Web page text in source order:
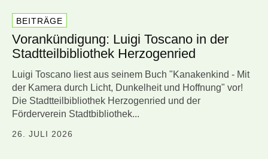
BEITRÄGE
Vorankündigung: Luigi Toscano in der
Stadtteilbibliothek Herzogenried
Luigi Toscano liest aus seinem Buch "Kanakenkind - Mit
der Kamera durch Licht, Dunkelheit und Hoffnung" vor!
Die Stadtteilbibliothek Herzogenried und der
Förderverein Stadtbibliothek...
26. JULI 2026